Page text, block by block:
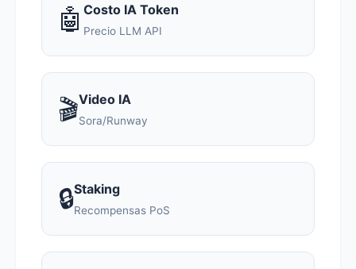
🤖 Costo IA Token
Precio LLM API
🎬Video IA
Sora/Runway
🔒Staking
Recompensas PoS